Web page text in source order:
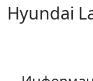
Hyundai